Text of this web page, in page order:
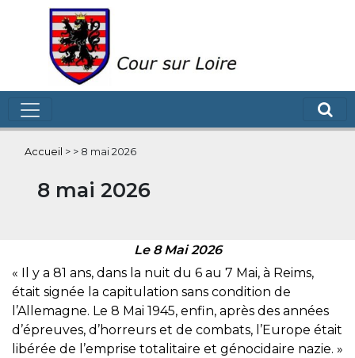
Accueil > > 8 mai 2026
8 mai 2026
Le 8 Mai 2026
« Il y a 81 ans, dans la nuit du 6 au 7 Mai, à Reims,
était signée la capitulation sans condition de
l’Allemagne. Le 8 Mai 1945, enfin, après des années
d’épreuves, d’horreurs et de combats, l’Europe était
libérée de l’emprise totalitaire et génocidaire nazie. »